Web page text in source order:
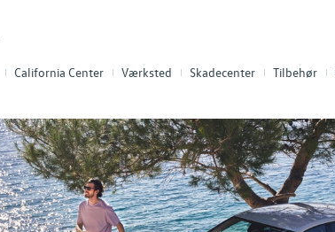
California Center Værksted Skadecenter Tilbehør